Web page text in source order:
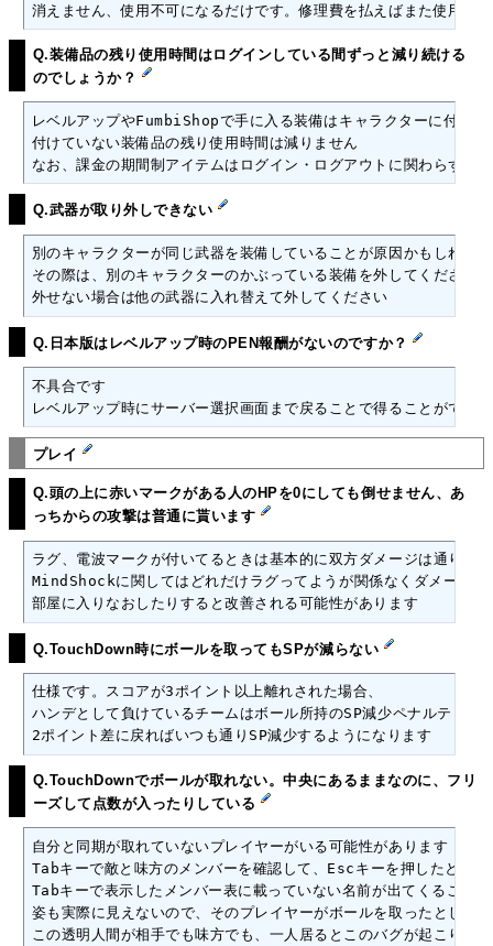
消えません、使用不可になるだけです。修理費を払えばまた使用で
Q.装備品の残り使用時間はログインしている間ずっと減り続ける
のでしょうか？
レベルアップやFumbiShopで手に入る装備はキャラクターに付け
付けていない装備品の残り使用時間は減りません
なお、課金の期間制アイテムはログイン・ログアウトに関わらずリ
Q.武器が取り外しできない
別のキャラクターが同じ武器を装備していることが原因かもしれま
その際は、別のキャラクターのかぶっている装備を外してください
外せない場合は他の武器に入れ替えて外してください
Q.日本版はレベルアップ時のPEN報酬がないのですか？
不具合です
レベルアップ時にサーバー選択画面まで戻ることで得ることができ
プレイ
Q.頭の上に赤いマークがある人のHPを0にしても倒せません、あ
っちからの攻撃は普通に貰います
ラグ、電波マークが付いてるときは基本的に双方ダメージは通りま
MindShockに関してはどれだけラグってようが関係なくダメージが
部屋に入りなおしたりすると改善される可能性があります
Q.TouchDown時にボールを取ってもSPが減らない
仕様です。スコアが3ポイント以上離れされた場合、
ハンデとして負けているチームはボール所持のSP減少ペナルティが
2ポイント差に戻ればいつも通りSP減少するようになります
Q.TouchDownでボールが取れない。中央にあるままなのに、フリ
ーズして点数が入ったりしている
自分と同期が取れていないプレイヤーがいる可能性があります
Tabキーで敵と味方のメンバーを確認して、Escキーを押したとき
Tabキーで表示したメンバー表に載っていない名前が出てくること
姿も実際に見えないので、そのプレイヤーがボールを取ったとして
この透明人間が相手でも味方でも、一人居るとこのバグが起こります